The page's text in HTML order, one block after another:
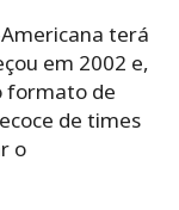
terá
em 2002 e,
formato de
de times
o